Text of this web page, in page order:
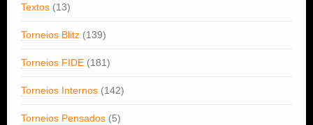
Textos (13)
Torneios Blitz (139)
Torneios FIDE (181)
Torneios Internos (142)
Torneios Pensados (5)